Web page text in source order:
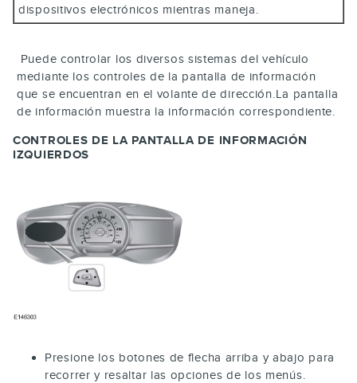
dispositivos electrónicos mientras maneja.
Puede controlar los diversos sistemas del vehículo
mediante los controles de la pantalla de información
que se encuentran en el volante de dirección.La pantalla
de información muestra la información correspondiente.
CONTROLES DE LA PANTALLA DE INFORMACIÓN
IZQUIERDOS
Presione los botones de flecha arriba y abajo para
recorrer y resaltar las opciones de los menús.